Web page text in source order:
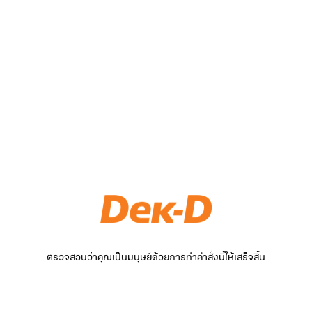
ตรวจสอบว่าคุณเป็นมนุษย์ด้วยการทำคำสั่งนี้ให้เสร็จสิ้น